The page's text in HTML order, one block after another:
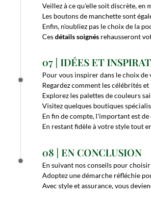
Veillez à ce qu'elle soit discrète, en
Les boutons de manchette sont
Enfin, n'oubliez pas le choix de la
Cesdétails soignés rehausseront
07 | IDÉES ET
Pour vous inspirer dans le choix de
Regardez comment les célébrités
Explorez les palettes de couleurs
Visitez quelques boutiques
En fin de compte, l'important est
En restant fidèle à votre style tout
08 | EN CONCLUSION
En suivant nos conseils pour
Adoptez une démarche réfléchie
Avec style et assurance, vous